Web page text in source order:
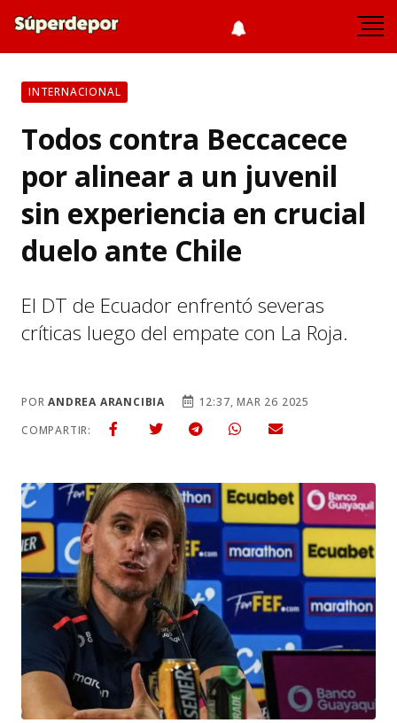
INTERNACIONAL
Todos contra Beccacece
por alinear a un juvenil
sin experiencia en crucial
duelo ante Chile
El DT de Ecuador enfrentó severas
críticas luego del empate con La Roja.
PORANDREA ARANCIBIA
12:37, MAR 26 2025
COMPARTIR: